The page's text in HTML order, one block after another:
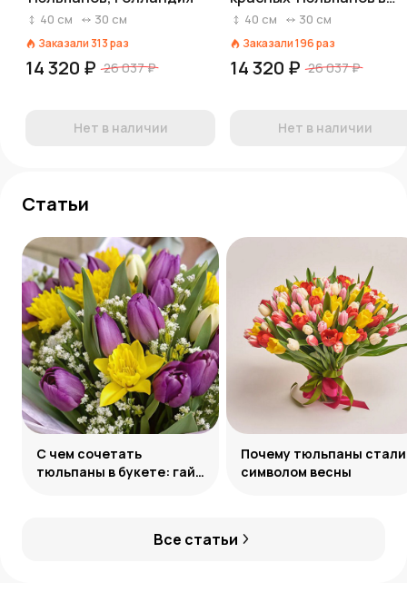
40 см 30 см
Заказали 313раз
14 320 ₽ 26 037 ₽
Нет в наличии
оранжевой бумаге
40 см 30 см
Заказали196раз
14 320 ₽ 26 037 ₽
Нет в наличии
Статьи
Все статьи
С чем сочетать
тюльпаны в букете: гайд
Почему тюльпаны стали
символом весны